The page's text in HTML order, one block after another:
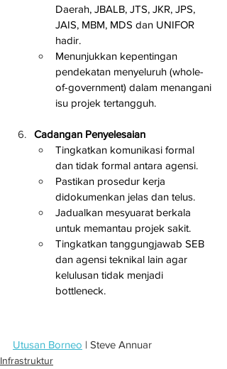
Daerah, JBALB, JTS, JKR, JPS,
JAIS, MBM, MDS dan UNIFOR
hadir.
Menunjukkan kepentingan
pendekatan menyeluruh (whole-
of-government) dalam menangani
isu projek tertangguh.
Cadangan Penyelesaian
Tingkatkan komunikasi formal
dan tidak formal antara agensi.
Pastikan prosedur kerja
didokumenkan jelas dan telus.
Jadualkan mesyuarat berkala
untuk memantau projek sakit.
Tingkatkan tanggungjawab SEB
dan agensi teknikal lain agar
kelulusan tidak menjadi
bottleneck.
Utusan Borneo | Steve Annuar
Infrastruktur